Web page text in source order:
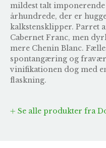
mildest talt imponerende
århundrede, der er
kalkstensklipper. Parret
Cabernet Franc, men
mere Chenin Blanc.
spontangæring og
vinifikationen dog med
flaskning.
Se alle produkter fra